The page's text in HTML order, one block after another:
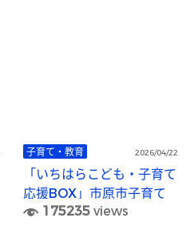
子育て・教育 2026/04/22
「いちはらこども・子育て
応援BOX」市原市子育て
支援情報
175235views